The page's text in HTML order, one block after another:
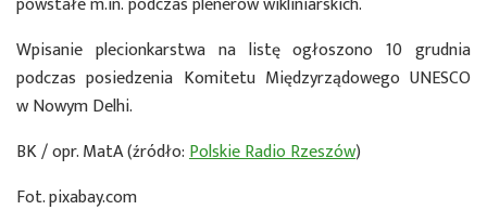
Wpisanie plecionkarstwa na listę ogłoszono 10 grudnia
podczas posiedzenia Komitetu Międzyrządowego UNESCO
w Nowym Delhi.
BK / opr. MatA (źródło:Polskie Radio Rzeszów)
Fot. pixabay.com